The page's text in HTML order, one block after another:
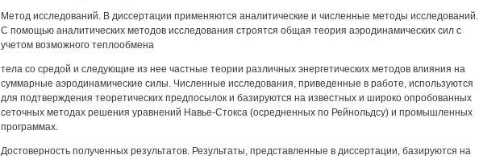
Метод исследований. В диссертации применяются аналитические и численные методы исследований.
С помощью аналитических методов исследования строятся общая теория аэродинамических сил с
учетом возможного теплообмена
тела со средой и следующие из нее частные теории различных энергетических методов влияния на
суммарные аэродинамические силы. Численные исследования, приведенные в работе, используются
для подтверждения теоретических предпосылок и базируются на известных и широко опробованных
сеточных методах решения уравнений Навье-Стокса (осредненных по Рейнольдсу) и промышленных
программах.
Достоверность полученных результатов. Результаты, представленные в диссертации, базируются на